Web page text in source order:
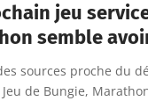
jeu
semble
sources proche du
de Bungie,